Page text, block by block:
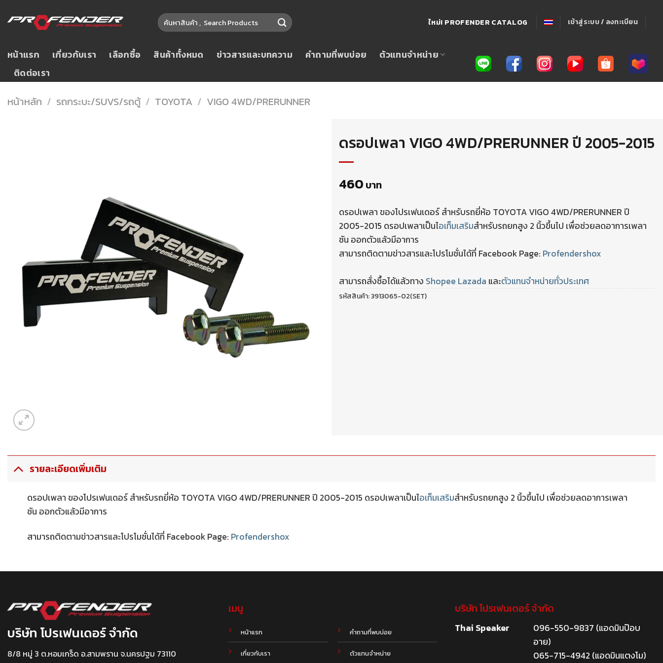
to
ค้นหา: ใหม่! PROFENDER CATALOG เข้าสู่ระบบ / ลงทะเบียน
หน้าแรก เกี่ยวกับเรา เลือกซื้อ สินค้าทั้งหมด ข่าวสารและบทความ คำถามที่พบบ่อย
ตัวแทนจำหน่าย
ติดต่อเรา
หน้าหลัก / รถกระบะ/SUVS/รถตู้ / TOYOTA / VIGO 4WD/PRERUNNER
ดรอปเพลา VIGO 4WD/PRERUNNER ปี 2005-2015
460 บาท
ดรอปเพลา ของโปรเฟนเดอร์ สำหรับรถยี่ห้อ TOYOTA VIGO 4WD/PRERUNNER ปี
2005-2015 ดรอปเพลาเป็นไอเท็มเสริมสำหรับรถยกสูง 2 นิ้วขึ้นไป เพื่อช่วยลดอาการเพลา
ชัน ออกตัวแล้วมีอาการ
สามารถติดตามข่าวสารและโปรโมชั่นได้ที่ Facebook Page: Profendershox
สามารถสั่งซื้อได้แล้วทาง Shopee Lazada และตัวแทนจำหน่ายทั่วประเทศ
รหัสสินค้า:3913065-02(SET)
รายละเอียดเพิ่มเติม
ดรอปเพลา ของโปรเฟนเดอร์ สำหรับรถยี่ห้อ TOYOTA VIGO 4WD/PRERUNNER ปี 2005-2015 ดรอปเพลาเป็นไอเท็มเสริมสำหรับรถยกสูง 2 นิ้วขึ้นไป เพื่อช่วยลดอาการเพลา
ชัน ออกตัวแล้วมีอาการ
สามารถติดตามข่าวสารและโปรโมชั่นได้ที่ Facebook Page: Profendershox
บริษัท โปรเฟนเดอร์ จำกัด
8/8 หมู่ 3 ต.หอมเกร็ด อ.สามพราน จ.นครปฐม 73110
เมนู
หน้าแรก
เกี่ยวกับเรา
คำถามที่พบบ่อย
ตัวแทนจำหน่าย
บริษัท โปรเฟนเดอร์ จำกัด
Thai Speaker
096-550-9837 (แอดมินป๊อบ
อาย)
065-715-4942 (แอดมินแตงโม)